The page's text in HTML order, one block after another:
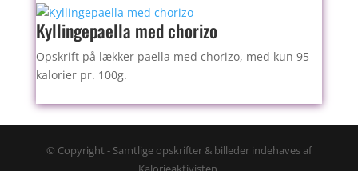
Kyllingepaella med chorizo
Opskrift på lækker paella med chorizo, med kun 95
kalorier pr. 100g.
© Copyright - Samtlige opskrifter & billeder indehaves af